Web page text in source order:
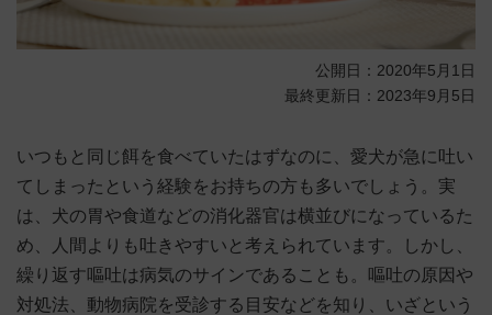
公開日：2020年5月1日
最終更新日：2023年9月5日
いつもと同じ餌を食べていたはずなのに、愛犬が急に吐い
てしまったという経験をお持ちの方も多いでしょう。実
は、犬の胃や食道などの消化器官は横並びになっているた
め、人間よりも吐きやすいと考えられています。しかし、
繰り返す嘔吐は病気のサインであることも。嘔吐の原因や
対処法、動物病院を受診する目安などを知り、いざという